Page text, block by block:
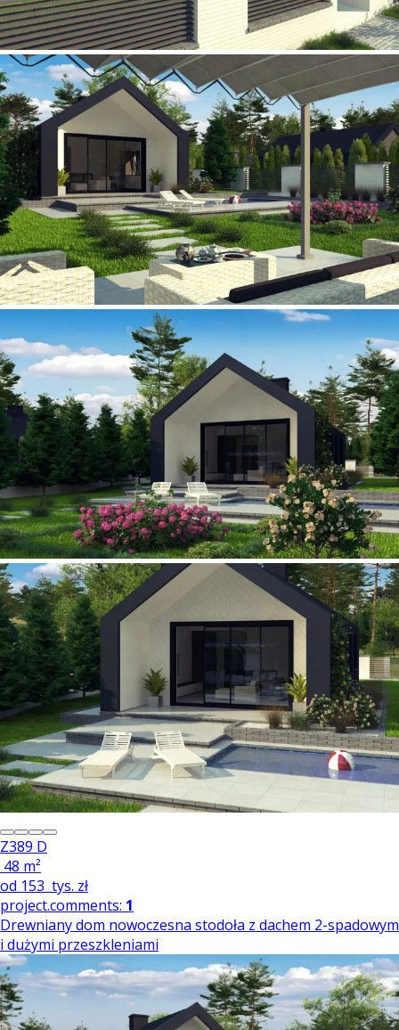
Z389 D
48 m²
od 153 tys. zł
project.comments: 1
Drewniany dom nowoczesna stodoła z dachem 2-spadowym
i dużymi przeszkleniami